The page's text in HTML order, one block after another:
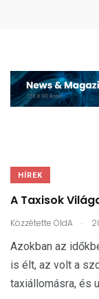
HÍREK
A Taxisok
Közzétette OldA .
Azokban az
is élt, az volt a
taxiállomásra, és